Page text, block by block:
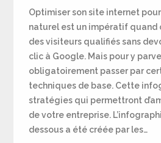
Optimiser son site internet
naturel est un impératif quand
des visiteurs qualifiés sans
clic à Google. Mais pour y
obligatoirement passer par
techniques de base. Cette
stratégies qui permettront
de votre entreprise.
dessous a été créée par les…